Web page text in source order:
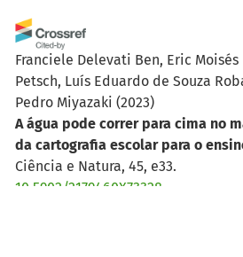
Franciele Delevati Ben, Eric
Petsch, Luís Eduardo de Souza
Pedro Miyazaki (2023)
A água pode correr para cima no
da cartografia escolar para o
Ciência e Natura, 45, e33.
10.5902/2179460X73328